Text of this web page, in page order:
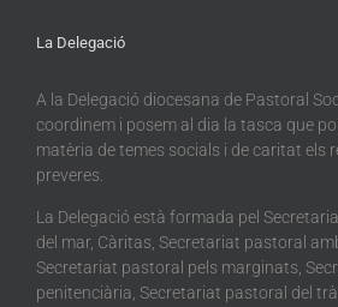
La Delegació
A la Delegació diocesana de Pastoral
coordinem i posem al dia la tasca que
matèria de temes socials i de caritat els
preveres.
La Delegació està formada pel
del mar, Càritas, Secretariat pastoral
Secretariat pastoral pels marginats,
penitenciària, Secretariat pastoral del